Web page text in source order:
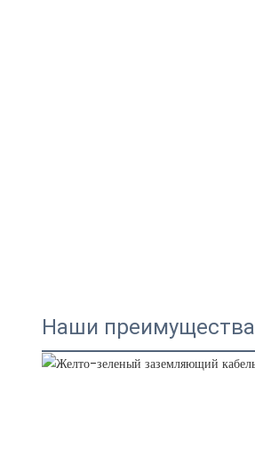
Наши преимущества